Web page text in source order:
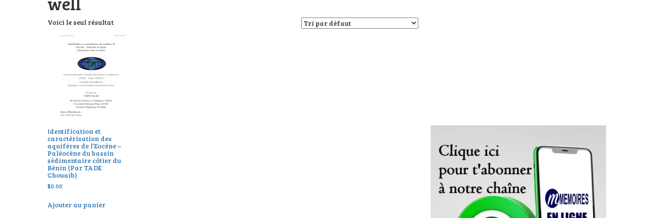
Voici le seul résultat
Identification et
caractérisation des
aquifères de l’Eocène –
Paléocène du bassin
sédimentaire côtier du
Bénin (Par TADE
Chouaïb)
$0.00
Ajouter au panier